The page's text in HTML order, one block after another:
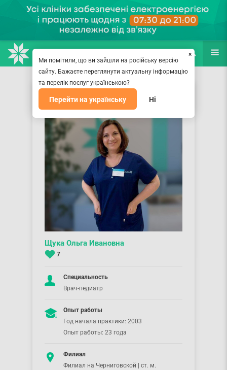
(067) 127-03-03
ПОИСК ЕЩЁ
Щука Ольга Ивановна
7
Специальность
Врач-педиатр
Опыт работы
Год начала практики: 2003
Опыт работы: 23 года
Филиал
Филиал на Черниговской | ст. м.
×
Ми помітили, що ви зайшли на російську версію
сайту. Бажаєте переглянути актуальну інформацію
та перелік послуг українською?
Перейти на українську Ні